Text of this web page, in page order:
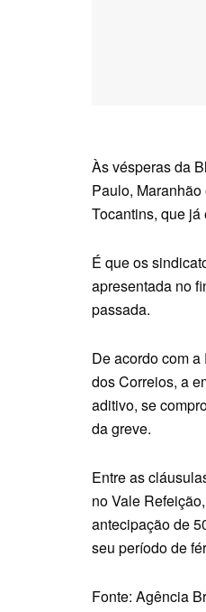
Às vésperas da
Paulo,
Tocantins, que
É que os
apresentada no
passada.
De acordo com
dos Correios, a
aditivo, se
da greve.
Entre as
no Vale
antecipação de
seu período de
Fonte: Agência